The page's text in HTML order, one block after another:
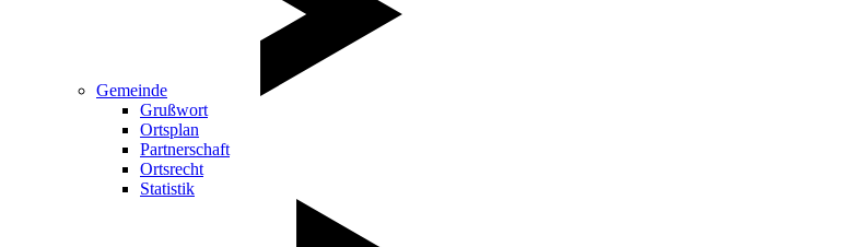
Gemeinde
Grußwort
Ortsplan
Partnerschaft
Ortsrecht
Statistik